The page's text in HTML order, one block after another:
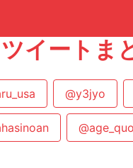
イートま
@y3jyo